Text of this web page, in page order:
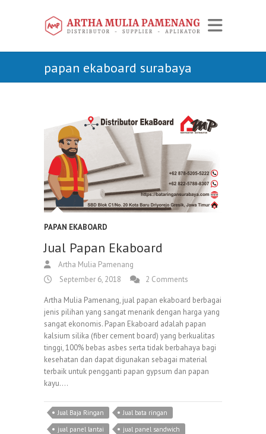
papan ekaboard surabaya
PAPAN EKABOARD
Jual Papan Ekaboard
Artha Mulia Pamenang
September 6, 2018
2 Comments
Artha Mulia Pamenang, jual papan ekaboard berbagai
jenis pilihan yang sangat menarik dengan harga yang
sangat ekonomis. Papan Ekaboard adalah papan
kalsium silika (fiber cement board) yang berkualitas
tinggi, 100% bebas asbes serta tidak berbahaya bagi
kesehatan dan dapat digunakan sebagai material
terbaik untuk pengganti papan gypsum dan papan
kayu.…
Jual Baja Ringan
Jual bata ringan
jual panel lantai
jual panel sandwich